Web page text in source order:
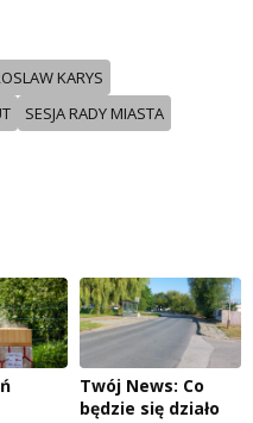
KARYS
SESJA RADY MIASTA
Twój News: Co
będzie się działo